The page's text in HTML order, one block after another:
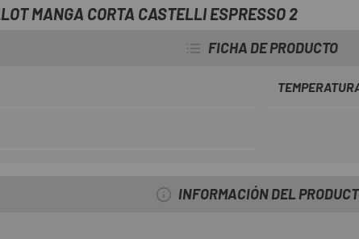
MANGA CORTA CASTELLI ESPRESSO 2
FICHA DE PRODUCTO
INFORMACIÓN DEL